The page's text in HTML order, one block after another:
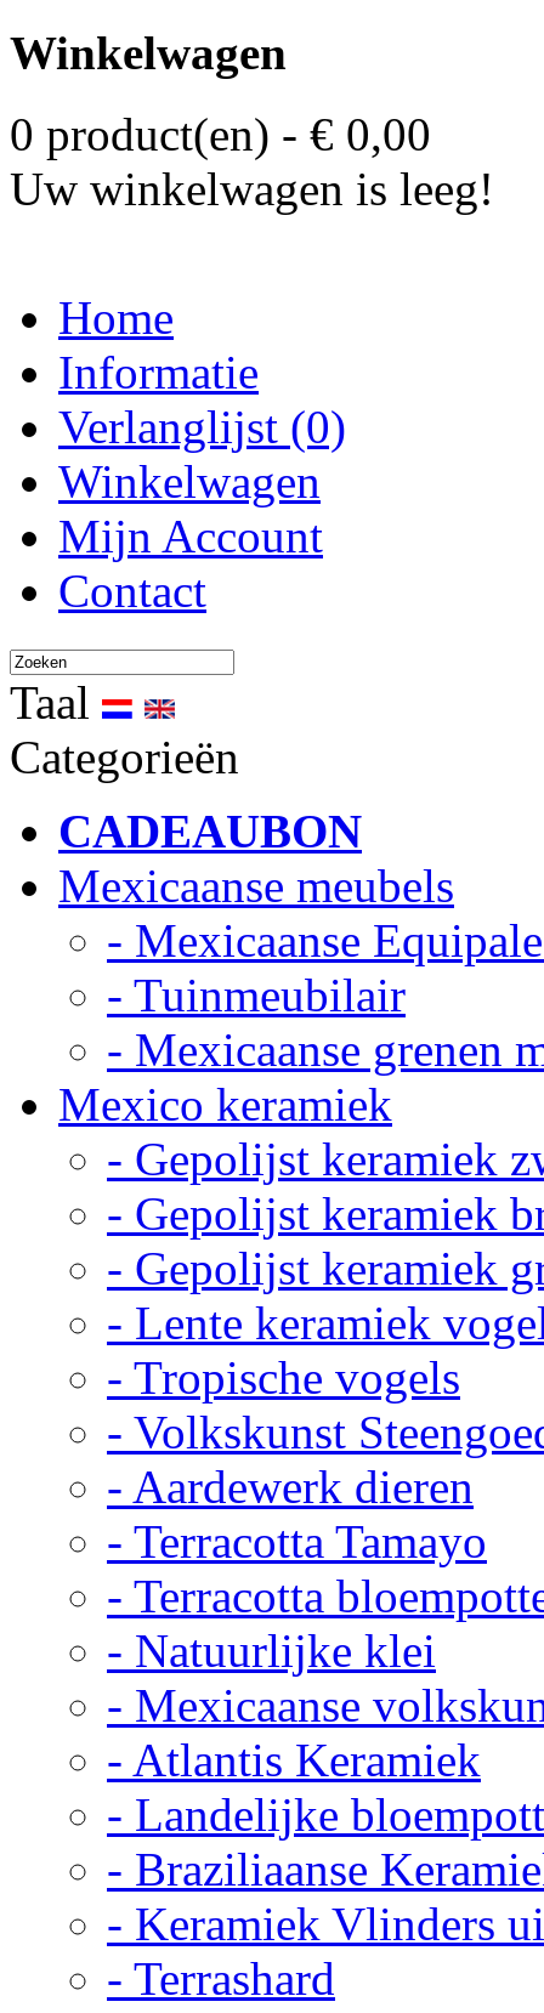
Winkelwagen
0 product(en) - € 0,00
Uw winkelwagen is leeg!
Home
Informatie
Verlanglijst (0)
Winkelwagen
Mijn Account
Contact
Taal
Categorieën
CADEAUBON
Mexicaanse meubels
- Mexicaanse
- Tuinmeubilair
- Mexicaanse grenen
Mexico keramiek
- Gepolijst keramiek
- Gepolijst keramiek
- Gepolijst keramiek
- Lente keramiek
- Tropische vogels
- Volkskunst
- Aardewerk dieren
- Terracotta Tamayo
- Terracotta
- Natuurlijke klei
- Mexicaanse
- Atlantis Keramiek
- Landelijke
- Braziliaanse
- Keramiek Vlinders
- Terrashard